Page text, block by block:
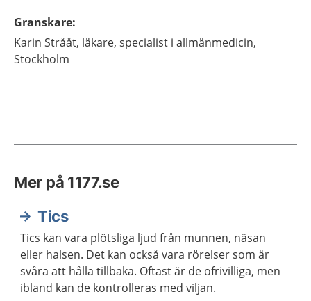
Granskare:
Karin Strååt, läkare, specialist i allmänmedicin,
Stockholm
Mer på 1177.se
Tics
Tics kan vara plötsliga ljud från munnen, näsan
eller halsen. Det kan också vara rörelser som är
svåra att hålla tillbaka. Oftast är de ofrivilliga, men
ibland kan de kontrolleras med viljan.